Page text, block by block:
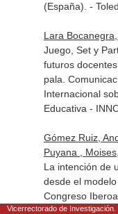
(España). -
Lara
Juego, Set y
futuros
pala.
Internacional
Educativa -
Gómez Ruiz,
Puyana ,
La intención de
desde el
Congreso
Coruña. 2021
Vicerrectorado de